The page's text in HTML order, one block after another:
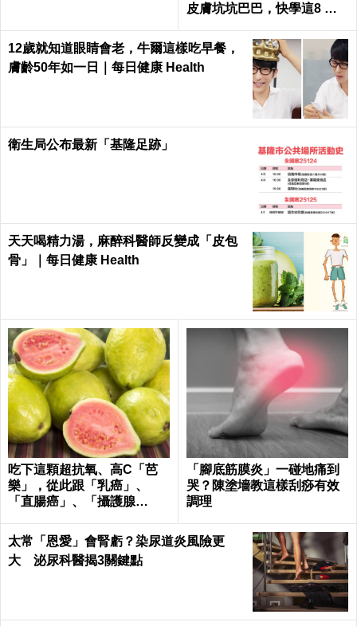
皮膚坑坑巴巴，快學這8 種
12歲就知道眼睛會老，牛爾這樣吃早餐，
膚齡50年如一日｜每日健康 Health
衛生局公布最新「基隆足跡」
天天喝精力湯，麻醉科醫師反變成「皮包
骨」｜每日健康 Health
吃下這顆超抗氧、高C「芭
樂」，從此跟「乳癌」、
「直腸癌」、「攝護腺
「腳底筋膜炎」一碰地痛到
哭？陳塗墻教這樣刮痧有效
調理
太常「恩愛」會腎虧？染尿道炎風險更
大 泌尿科醫揭3關鍵點